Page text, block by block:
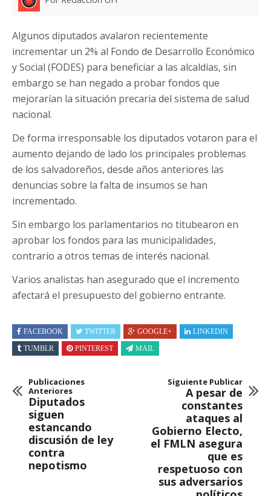
Algunos diputados avalaron recientemente
incrementar un 2% al Fondo de Desarrollo Económico
y Social (FODES) para beneficiar a las alcaldías, sin
embargo se han negado a probar fondos que
mejorarían la situación precaria del sistema de salud
nacional.
De forma irresponsable los diputados votaron para el
aumento dejando de lado los principales problemas
de los salvadoreños, desde años anteriores las
denuncias sobre la falta de insumos se han
incrementado.
Sin embargo los parlamentarios no titubearon en
aprobar los fondos para las municipalidades,
contrario a otros temas de interés nacional.
Varios analistas han asegurado que el incremento
afectará el presupuesto del gobierno entrante.
FACEBOOK TWITTER GOOGLE+
LINKEDIN
TUMBLR
PINTEREST MAIL
Publicaciones
Anteriores
Diputados
siguen
estancando
discusión de ley
contra
nepotismo
Siguiente Publicar
A pesar de
constantes
ataques al
Gobierno Electo,
el FMLN asegura
que es
respetuoso con
sus adversarios